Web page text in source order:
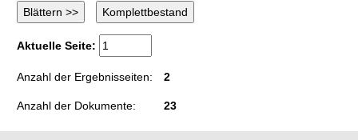
Aktuelle Seite:
Anzahl der Ergebnisseiten: 2
Anzahl der Dokumente: 23